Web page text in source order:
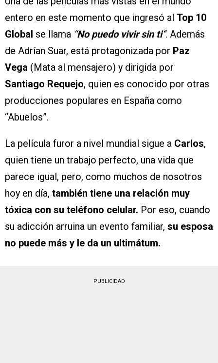
entero en este momento que ingresó al Top 10
Global se llama “No puedo vivir sin ti“. Además
de Adrían Suar, está protagonizada por Paz
Vega (Mata al mensajero) y dirigida por
Santiago Requejo, quien es conocido por otras
producciones populares en España como
“Abuelos”.
La película furor a nivel mundial sigue a Carlos,
quien tiene un trabajo perfecto, una vida que
parece igual, pero, como muchos de nosotros
hoy en día, también tiene una relación muy
tóxica con su teléfono celular. Por eso, cuando
su adicción arruina un evento familiar, su esposa
no puede más y le da un ultimátum.
PUBLICIDAD